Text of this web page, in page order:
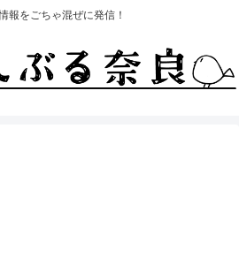
報をごちゃ混ぜに発信！